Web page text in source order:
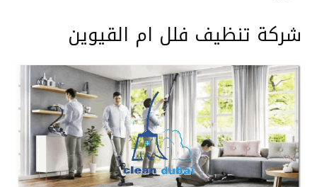
شركة تنظيف فلل ام القيوين